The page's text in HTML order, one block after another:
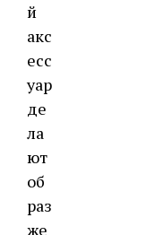
й
акс
есс
уар
де
ла
ют
об
раз
же